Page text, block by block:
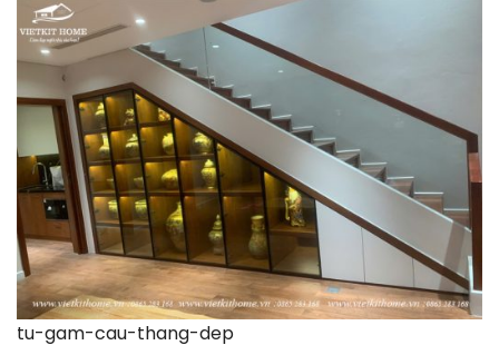
tu-gam-cau-thang-dep